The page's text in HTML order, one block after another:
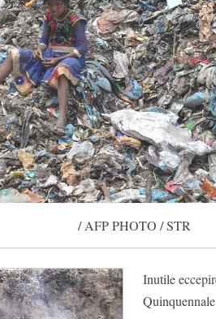
/ AFP PHOTO / STR
Inutile